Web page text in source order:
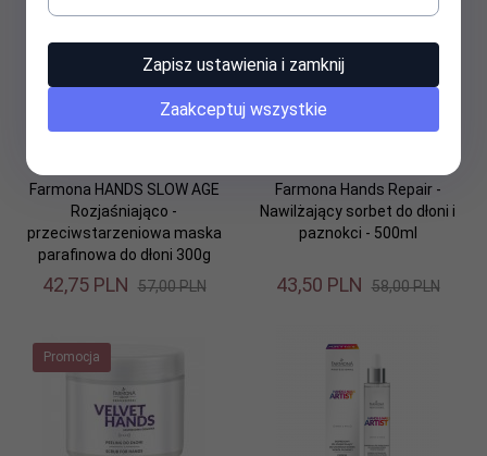
Farmona HANDS SLOW AGE
Rozjaśniająco -
przeciwstarzeniowa maska
parafinowa do dłoni 300g
42,75 PLN 57,00 PLN
Farmona Hands Repair -
Nawilżający sorbet do dłoni i
paznokci - 500ml
43,50 PLN 58,00 PLN
Promocja
Zapisz ustawienia i zamknij
Zaakceptuj wszystkie